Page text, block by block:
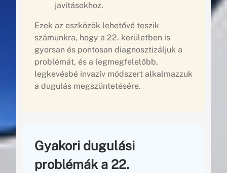
javításokhoz.
Ezek az eszközök lehetővé teszik
számunkra, hogy a 22. kerületben is
gyorsan és pontosan diagnosztizáljuk a
problémát, és a legmegfelelőbb,
legkevésbé invazív módszert alkalmazzuk
a dugulás megszüntetésére.
Gyakori dugulási
problémák a 22.